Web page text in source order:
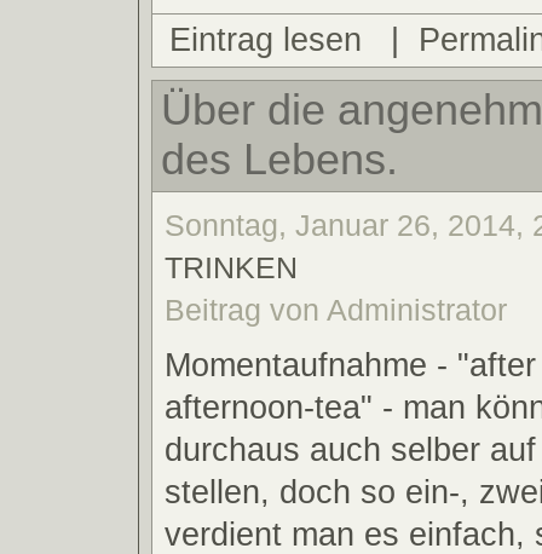
Eintrag lesen
Über die
des Lebens.
Sonntag, Januar 26, 2014,
TRINKEN
Beitrag von Administrator
Momentaufnahme -
afternoon-tea" - man
durchaus auch selber
stellen, doch so ein-,
verdient man es einfach,